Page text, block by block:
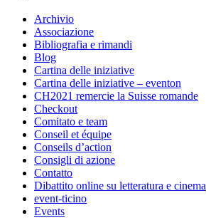
Archivio
Associazione
Bibliografia e rimandi
Blog
Cartina delle iniziative
Cartina delle iniziative – eventon
CH2021 remercie la Suisse romande
Checkout
Comitato e team
Conseil et équipe
Conseils d’action
Consigli di azione
Contatto
Dibattito online su letteratura e cinema
event-ticino
Events